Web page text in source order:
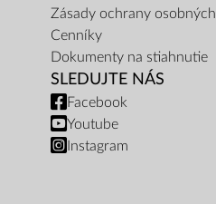
Zásady ochrany
Cenníky
Dokumenty na stiahnutie
SLEDUJTE NÁS
Facebook
Youtube
Instagram